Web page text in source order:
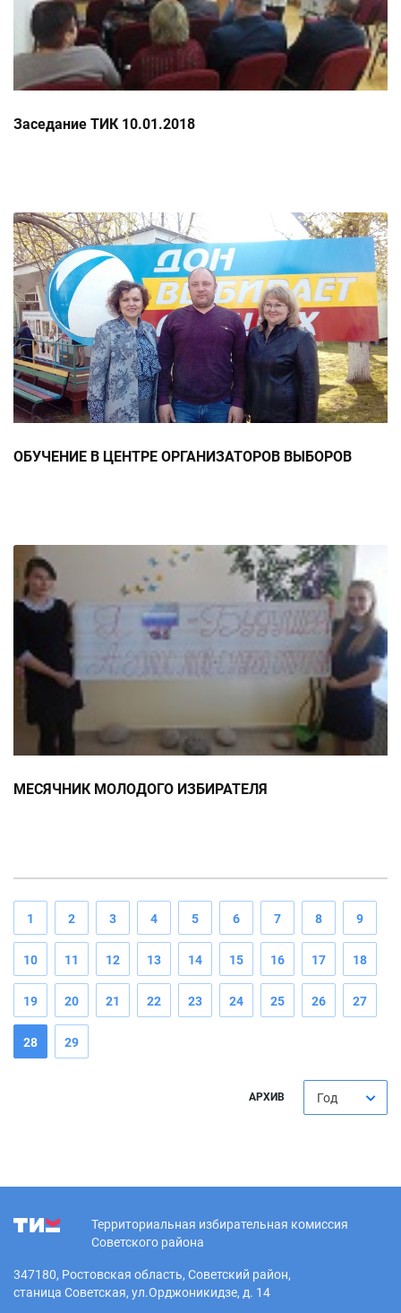
Заседание ТИК 10.01.2018
ОБУЧЕНИЕ В ЦЕНТРЕ ОРГАНИЗАТОРОВ ВЫБОРОВ
МЕСЯЧНИК МОЛОДОГО ИЗБИРАТЕЛЯ
1 2 3 4 5 6 7 8 9
10 11 12 13 14 15 16 17 18
19 20 21 22 23 24 25 26 27
28 29
АРХИВ Год
Территориальная избирательная комиссия
Советского района
347180, Ростовская область, Советский район,
станица Советская, ул.Орджоникидзе, д. 14